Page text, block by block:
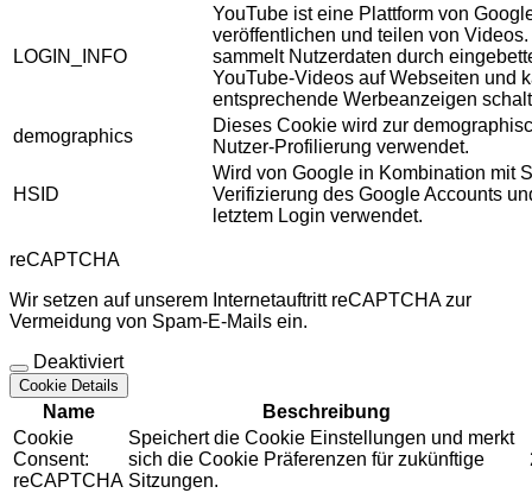
LOGIN_INFO
YouTube ist eine Plattform von
veröffentlichen und teilen von
sammelt Nutzerdaten durch
YouTube-Videos auf Webseiten und
entsprechende Werbeanzeigen
demographics
Dieses Cookie wird zur
Nutzer-Profilierung verwendet.
HSID
Wird von Google in Kombination mit
Verifizierung des Google Accounts
letztem Login verwendet.
reCAPTCHA
Wir setzen auf unserem Internetauftritt reCAPTCHA zur
Vermeidung von Spam-E-Mails ein.
Deaktiviert
Cookie Details
Name
Beschreibung
Cookie
Consent:
reCAPTCHA
Speichert die Cookie Einstellungen und merkt
sich die Cookie Präferenzen für zukünftige
Sitzungen.